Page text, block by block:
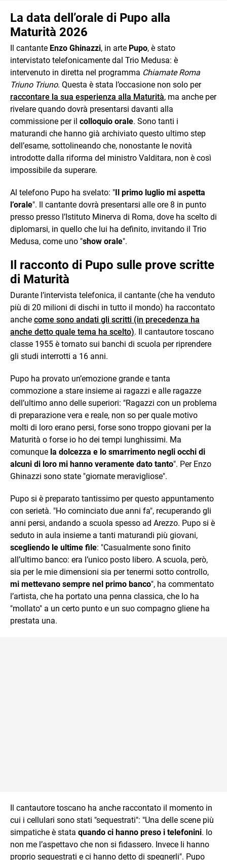
La data dell’orale di Pupo alla
Maturità 2026
Il cantante Enzo Ghinazzi, in arte Pupo, è stato
intervistato telefonicamente dal Trio Medusa: è
intervenuto in diretta nel programma Chiamate Roma
Triuno Triuno. Questa è stata l’occasione non solo per
raccontare la sua esperienza alla Maturità, ma anche per
rivelare quando dovrà presentarsi davanti alla
commissione per il colloquio orale. Sono tanti i
maturandi che hanno già archiviato questo ultimo step
dell’esame, sottolineando che, nonostante le novità
introdotte dalla riforma del ministro Valditara, non è così
impossibile da superare.
Al telefono Pupo ha svelato: "Il primo luglio mi aspetta
l’orale". Il cantante dovrà presentarsi alle ore 8 in punto
presso presso l’Istituto Minerva di Roma, dove ha scelto di
diplomarsi, in quello che lui ha definito, invitando il Trio
Medusa, come uno "show orale".
Il racconto di Pupo sulle prove scritte
di Maturità
Durante l’intervista telefonica, il cantante (che ha venduto
più di 20 milioni di dischi in tutto il mondo) ha raccontato
anche come sono andati gli scritti (in precedenza ha
anche detto quale tema ha scelto). Il cantautore toscano
classe 1955 è tornato sui banchi di scuola per riprendere
gli studi interrotti a 16 anni.
Pupo ha provato un’emozione grande e tanta
commozione a stare insieme ai ragazzi e alle ragazze
dell’ultimo anno delle superiori: "Ragazzi con un problema
di preparazione vera e reale, non so per quale motivo
molti di loro erano persi, forse sono troppo giovani per la
Maturità o forse io ho dei tempi lunghissimi. Ma
comunque la dolcezza e lo smarrimento negli occhi di
alcuni di loro mi hanno veramente dato tanto". Per Enzo
Ghinazzi sono state "giornate meravigliose".
Pupo si è preparato tantissimo per questo appuntamento
con serietà. "Ho cominciato due anni fa", recuperando gli
anni persi, andando a scuola spesso ad Arezzo. Pupo si è
seduto in aula insieme a tanti maturandi più giovani,
scegliendo le ultime file: "Casualmente sono finito
all’ultimo banco: era l’unico posto libero. A scuola, però,
sia per le mie dimensioni sia per tenermi sotto controllo,
mi mettevano sempre nel primo banco", ha commentato
l’artista, che ha portato una penna classica, che lo ha
"mollato" a un certo punto e un suo compagno gliene ha
prestata una.
Il cantautore toscano ha anche raccontato il momento in
cui i cellulari sono stati "sequestrati": "Una delle scene più
simpatiche è stata quando ci hanno preso i telefonini. Io
non me l’aspettavo che non si fidassero. Invece li hanno
proprio sequestrati e ci hanno detto di spegnerli". Pupo